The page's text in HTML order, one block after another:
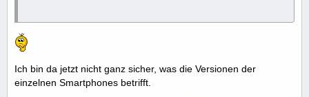
Ich bin da jetzt nicht ganz sicher, was die Versionen der
einzelnen Smartphones betrifft.